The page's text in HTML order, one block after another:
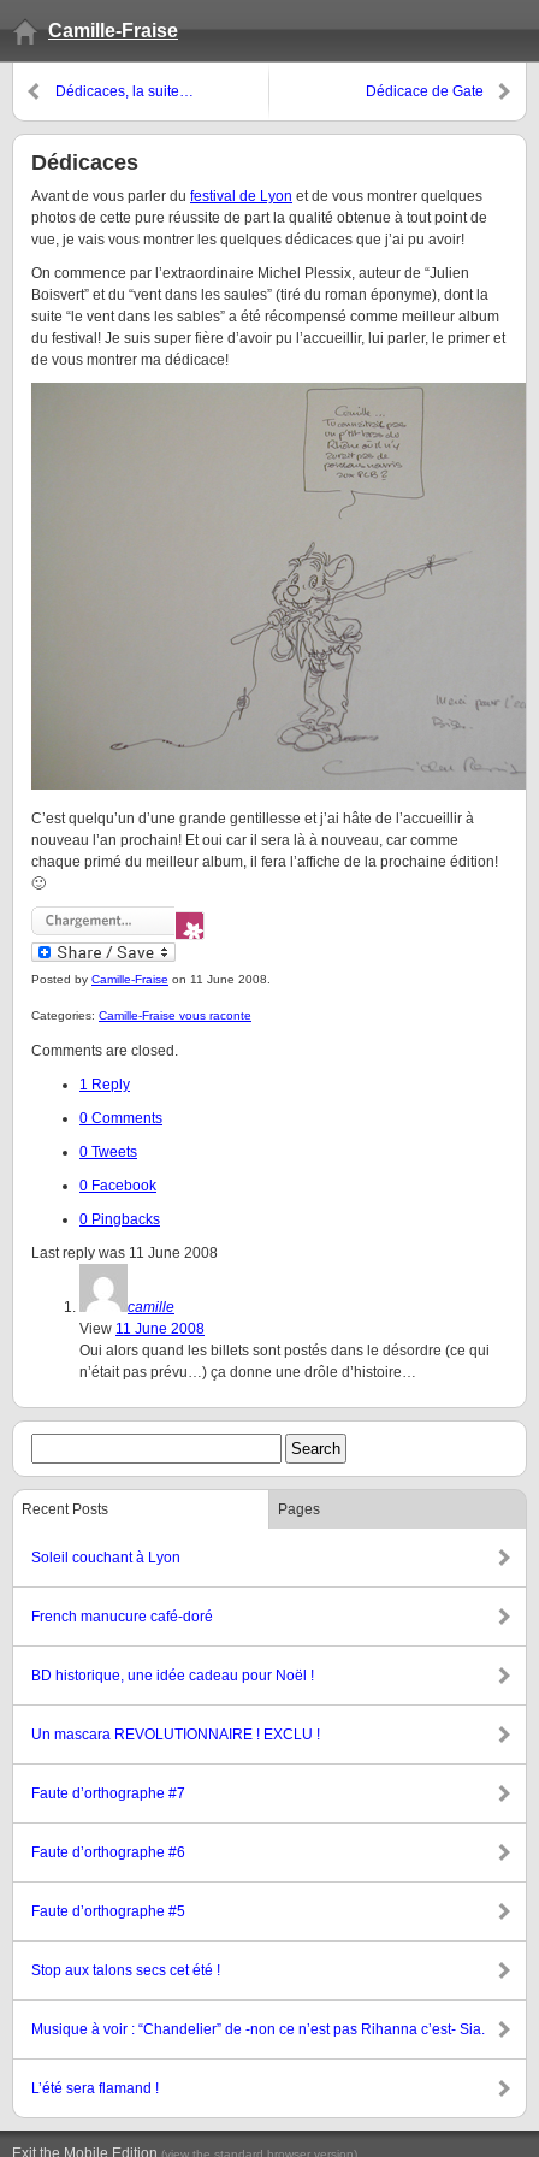
Camille-Fraise
Dédicaces, la suite… Dédicace de Gate
Dédicaces
Avant de vous parler du festival de Lyon et de vous montrer quelques
photos de cette pure réussite de part la qualité obtenue à tout point de
vue, je vais vous montrer les quelques dédicaces que j’ai pu avoir!
On commence par l’extraordinaire Michel Plessix, auteur de “Julien
Boisvert” et du “vent dans les saules” (tiré du roman éponyme), dont la
suite “le vent dans les sables” a été récompensé comme meilleur album
du festival! Je suis super fière d’avoir pu l’accueillir, lui parler, le primer et
de vous montrer ma dédicace!
C’est quelqu’un d’une grande gentillesse et j’ai hâte de l’accueillir à
nouveau l’an prochain! Et oui car il sera là à nouveau, car comme
chaque primé du meilleur album, il fera l’affiche de la prochaine édition!
🙂
Posted by Camille-Fraise on 11 June 2008.
Categories: Camille-Fraise vous raconte
Comments are closed.
1 Reply
0 Comments
0 Tweets
0 Facebook
0 Pingbacks
Last reply was 11 June 2008
camille
View 11 June 2008
Oui alors quand les billets sont postés dans le désordre (ce qui
n’était pas prévu…) ça donne une drôle d’histoire…
Recent Posts Pages
Soleil couchant à Lyon
French manucure café-doré
BD historique, une idée cadeau pour Noël !
Un mascara REVOLUTIONNAIRE ! EXCLU !
Faute d’orthographe #7
Faute d’orthographe #6
Faute d’orthographe #5
Stop aux talons secs cet été !
Musique à voir : “Chandelier” de -non ce n’est pas Rihanna c’est- Sia.
L’été sera flamand !
Exit the Mobile Edition (view the standard browser version)